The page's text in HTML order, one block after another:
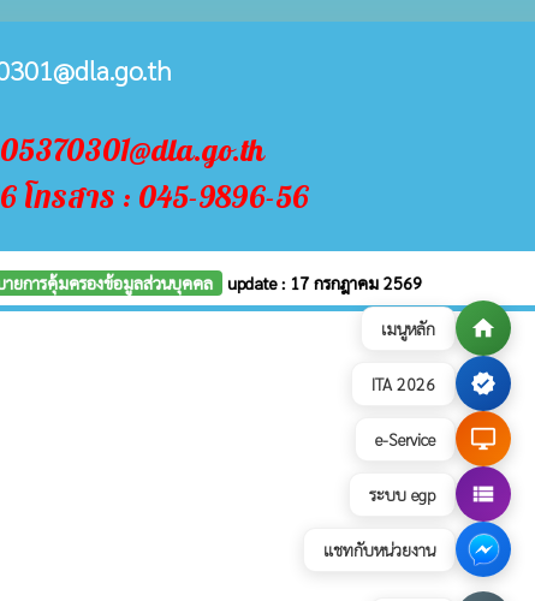
เมนูหลัก home
ITA 2026 verified
e-Service desktop_windows
ระบบ egp view_list
แชทกับหน่วยงาน
โทรสาร : 045-9896-56
ายการคุ้มครองข้อมูลส่วนบุคคล update : 17 กรกฎาคม 2569